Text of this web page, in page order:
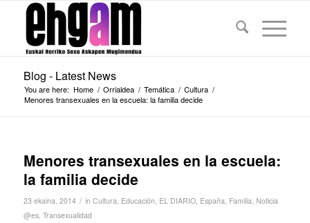
Blog - Latest News
You are here: Home / Orrialdea / Temática / Cultura /
Menores transexuales en la escuela: la familia decide
Menores transexuales en la escuela:
la familia decide
23 ekaina, 2014 / in Cultura, Educación, EL DIARIO, España, Familia, Noticia
@es, Transexualidad